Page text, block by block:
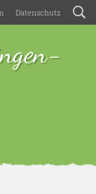
Datenschutz